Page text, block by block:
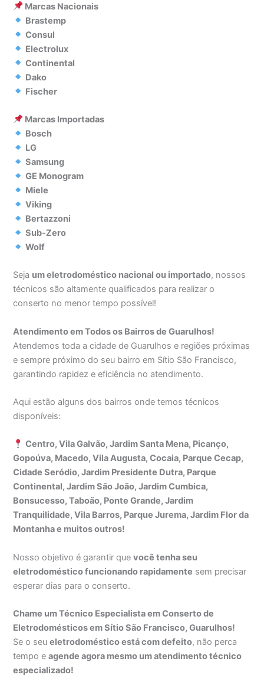
Marcas Nacionais
Brastemp
Consul
Electrolux
Continental
Dako
Fischer
Marcas Importadas
Bosch
LG
Samsung
GE Monogram
Miele
Viking
Bertazzoni
Sub-Zero
Wolf
Seja um eletrodoméstico nacional ou importado, nossos
técnicos são altamente qualificados para realizar o
conserto no menor tempo possível!
Atendimento em Todos os Bairros de Guarulhos!
Atendemos toda a cidade de Guarulhos e regiões próximas
e sempre próximo do seu bairro em Sítio São Francisco,
garantindo rapidez e eficiência no atendimento.
Aqui estão alguns dos bairros onde temos técnicos
disponíveis:
Centro, Vila Galvão, Jardim Santa Mena, Picanço,
Gopoúva, Macedo, Vila Augusta, Cocaia, Parque Cecap,
Cidade Seródio, Jardim Presidente Dutra, Parque
Continental, Jardim São João, Jardim Cumbica,
Bonsucesso, Taboão, Ponte Grande, Jardim
Tranquilidade, Vila Barros, Parque Jurema, Jardim Flor da
Montanha e muitos outros!
Nosso objetivo é garantir quevocê tenha seu
eletrodoméstico funcionando rapidamente sem precisar
esperar dias para o conserto.
Chame um Técnico Especialista em Conserto de
Eletrodomésticos em Sítio São Francisco, Guarulhos!
Se o seueletrodoméstico está com defeito, não perca
tempo eagende agora mesmo um atendimento técnico
especializado!